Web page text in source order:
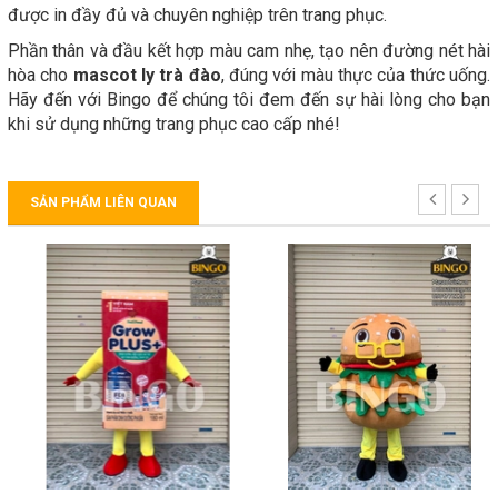
được in đầy đủ và chuyên nghiệp trên trang phục.
Phần thân và đầu kết hợp màu cam nhẹ, tạo nên đường nét hài
hòa cho mascot ly trà đào, đúng với màu thực của thức uống.
Hãy đến với Bingo để chúng tôi đem đến sự hài lòng cho bạn
khi sử dụng những trang phục cao cấp nhé!
SẢN PHẨM LIÊN QUAN